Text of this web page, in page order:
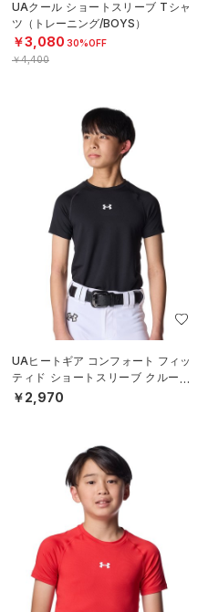
UAクール ショートスリーブ Tシャ
ツ（トレーニング/BOYS）
￥3,080 30%OFF
￥4,400
UAヒートギア コンフォート フィッ
ティド ショートスリーブ クルーネ
ック シャツ（ベースボール/BOY
￥2,970